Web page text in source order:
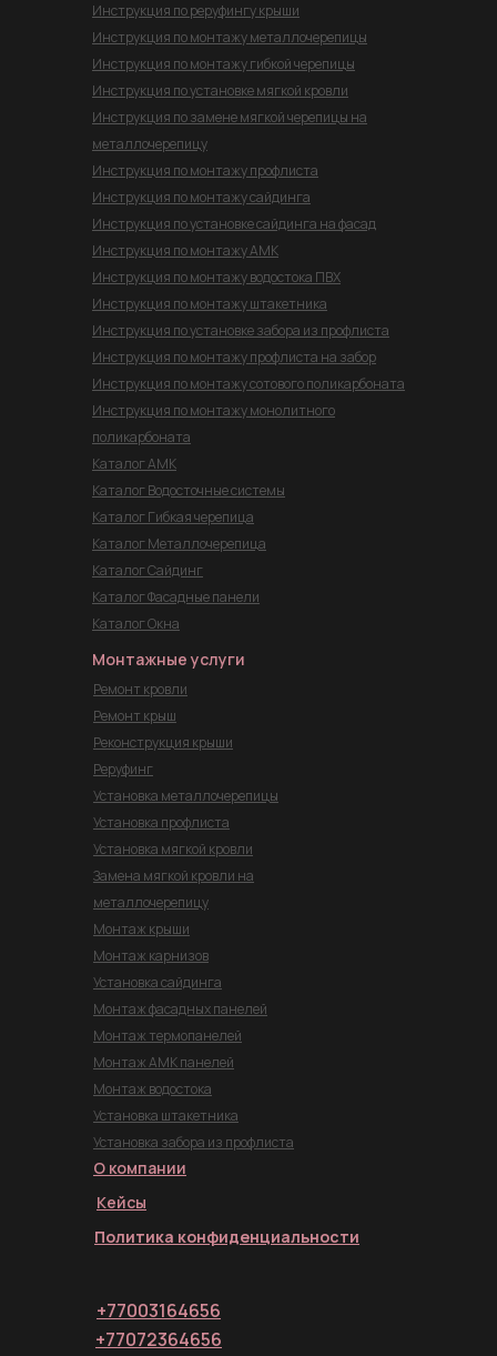
О компании
Кейсы
Монтажные услуги
Ремонт кровли
Ремонт крыш
Реконструкция крыши
Реруфинг
Установка металлочерепицы
Установка профлиста
Установка мягкой кровли
Замена мягкой кровли на
металлочерепицу
Монтаж крыши
Монтаж карнизов
Установка сайдинга
Монтаж фасадных панелей
Монтаж термопанелей
Монтаж АМК панелей
Монтаж водостока
Установка штакетника
Установка забора из профлиста
+77072364656
+77003164656
Инструкция по реруфингу крыши
Инструкция по монтажу металлочерепицы
Инструкция по монтажу гибкой черепицы
Инструкция по установке мягкой кровли
Инструкция по замене мягкой черепицы на
металлочерепицу
Инструкция по монтажу профлиста
Инструкция по монтажу сайдинга
Инструкция по установке сайдинга на фасад
Инструкция по монтажуАМК
Инструкция по монтажу водостока ПВХ
Инструкция по монтажу штакетника
Инструкция по установке забора из профлиста
Инструкция по монтажу профлиста на забор
Инструкция по монтажу сотового поликарбоната
Инструкция по монтажу монолитного
поликарбоната
Каталог АМК
Каталог Водосточные системы
Каталог Гибкая черепица
Каталог Металлочерепица
Каталог Сайдинг
Каталог Фасадные панели
Каталог Окна
Политика конфиденциальности